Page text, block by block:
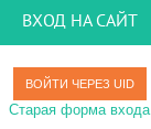
ВХОД НА САЙТ
ВОЙТИ ЧЕРЕЗ UID
Старая форма входа